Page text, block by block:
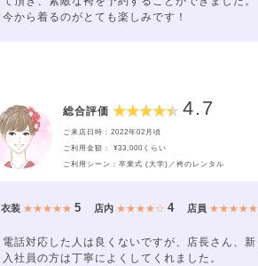
今から着るのがとても楽しみです！
総合評価 4.7
ご来店日時：2022年02月頃
ご利用金額： ¥33,000くらい
ご利用シーン：卒業式 (大学)／袴のレンタル
衣装 ★★★★★5 店内 ★★★★☆ 4 店員 ★★★★★
電話対応した人は良くないですが、店長さん、新
入社員の方は丁寧によくしてくれました。